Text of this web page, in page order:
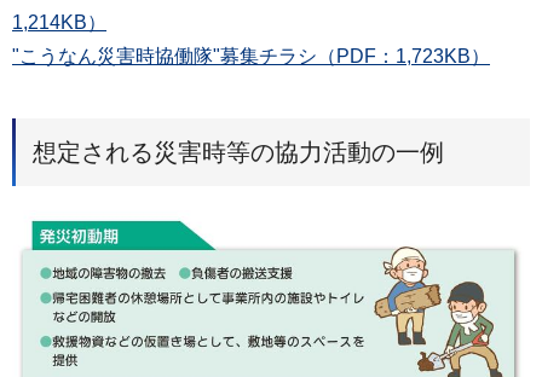
1,214KB）
"こうなん災害時協働隊"募集チラシ（PDF：1,723KB）
想定される災害時等の協力活動の一例